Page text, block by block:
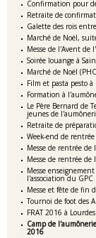
Confirmation pour
Retraite de
Galette des rois
Marché de Noël,
Messe de l'Avent de
Soirée louange à
Marché de Noël
Film et pasta pesto
Formation à
Le Père Bernard de
jeunes de
Retraite de
Week-end de
Messe de rentrée de
Messe de rentrée de
Messe
l'association du GPC
Messe et fête de fin
Tournoi de foot des
FRAT 2016 à
Camp de
2016